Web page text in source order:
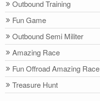
Outbound Training
Fun Game
Outbound Semi Militer
Amazing Race
Fun Offroad Amazing Race
Treasure Hunt